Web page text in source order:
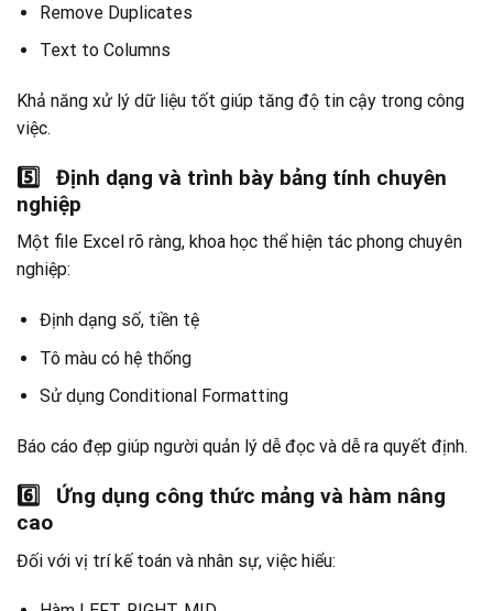
Remove Duplicates
Text to Columns
Khả năng xử lý dữ liệu tốt giúp tăng độ tin cậy trong công
việc.
5️ Định dạng và trình bày bảng tính chuyên
nghiệp
Một file Excel rõ ràng, khoa học thể hiện tác phong chuyên
nghiệp:
Định dạng số, tiền tệ
Tô màu có hệ thống
Sử dụng Conditional Formatting
Báo cáo đẹp giúp người quản lý dễ đọc và dễ ra quyết định.
6️
Ứng dụng công thức mảng và hàm nâng
cao
Đối với vị trí kế toán và nhân sự, việc hiểu: